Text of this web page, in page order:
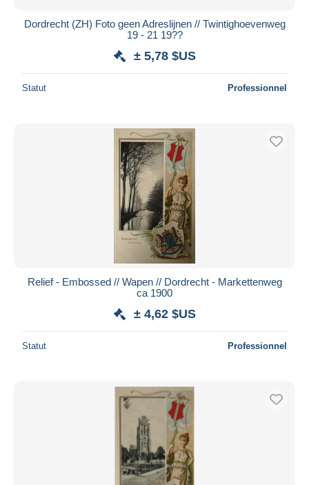
Dordrecht (ZH) Foto geen Adreslijnen // Twintighoevenweg
19 - 21 19??
± 5,78 $US
Statut Professionnel
Relief - Embossed // Wapen // Dordrecht - Markettenweg
ca 1900
± 4,62 $US
Statut Professionnel